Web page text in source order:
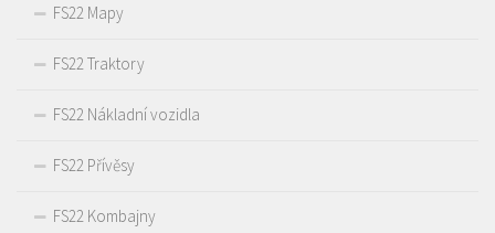
FS22 Mapy
FS22 Traktory
FS22 Nákladní vozidla
FS22 Přívěsy
FS22 Kombajny